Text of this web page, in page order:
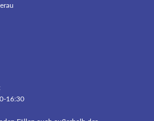
16:30